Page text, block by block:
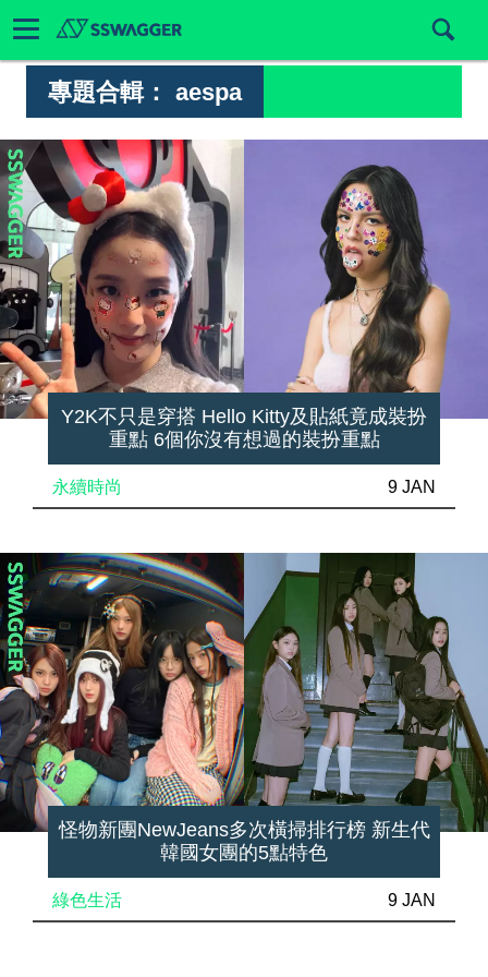
專題合輯： aespa
Y2K不只是穿搭 Hello Kitty及貼紙竟成裝扮
重點 6個你沒有想過的裝扮重點
永續時尚 9 JAN
怪物新團NewJeans多次橫掃排行榜 新生代
韓國女團的5點特色
綠色生活 9 JAN